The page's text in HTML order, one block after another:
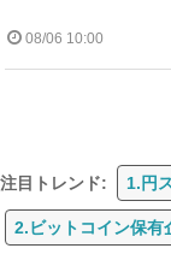
08/06 10:00
注目トレンド: 1.円
2.ビットコイン保有